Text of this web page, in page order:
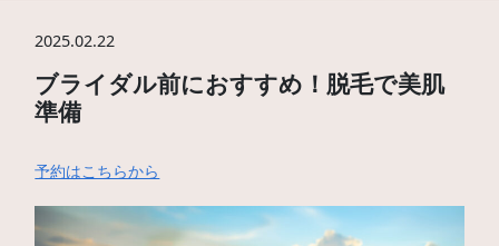
2025.02.22
ブライダル前におすすめ！脱毛で美肌
準備
予約はこちらから